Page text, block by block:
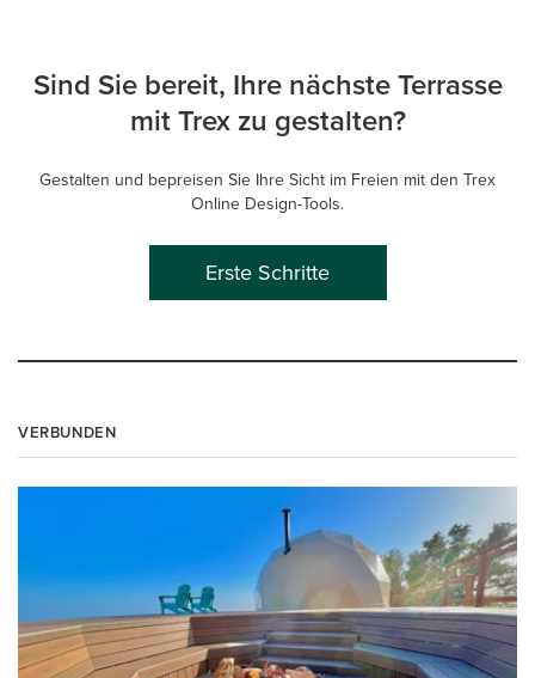
Sind Sie bereit, Ihre nächste Terrasse
mit Trex zu gestalten?
Gestalten und bepreisen Sie Ihre Sicht im Freien mit den Trex
Online Design-Tools.
Erste Schritte
VERBUNDEN